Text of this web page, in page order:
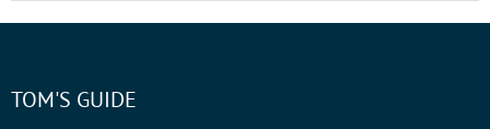
TOM'S GUIDE